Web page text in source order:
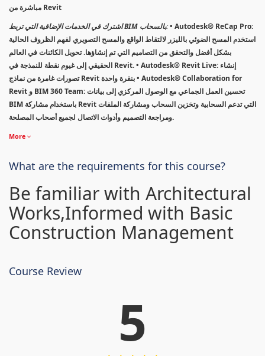
مباشرة من Revit
اشترك في الخدمات الإضافية التي تربط BIM بالسحاب:• Autodesk® ReCap Pro:
استخدم المسح الضوئي بالليزر لالتقاط الواقع والمسح التصويري لفهم الظروف الحالية
بشكل أفضل والتحقق من التصاميم التي تم إنشاؤها. تحويل الكائنات في العالم
الحقيقي إلى غيوم نقطة للنمذجة في Revit. • Autodesk® Revit Live: إنشاء
تصورات غامرة من نماذج Revit بنقرة واحدة • Autodesk® Collaboration for
Revit و BIM 360 Team: تحسين العمل الجماعي مع الوصول المركزي إلى بيانات
BIM باستخدام مشاركة Revit التي تدعم السحابية وتخزين السحاب ومشاركة الملفات
ومراجعة التصميم وأدوات الاتصال لجميع أصحاب المصلحة.
More
What are the requirements for this course?
Be familiar with Architectural
Works,Informed with Basic
Construction Management
Course Review
5